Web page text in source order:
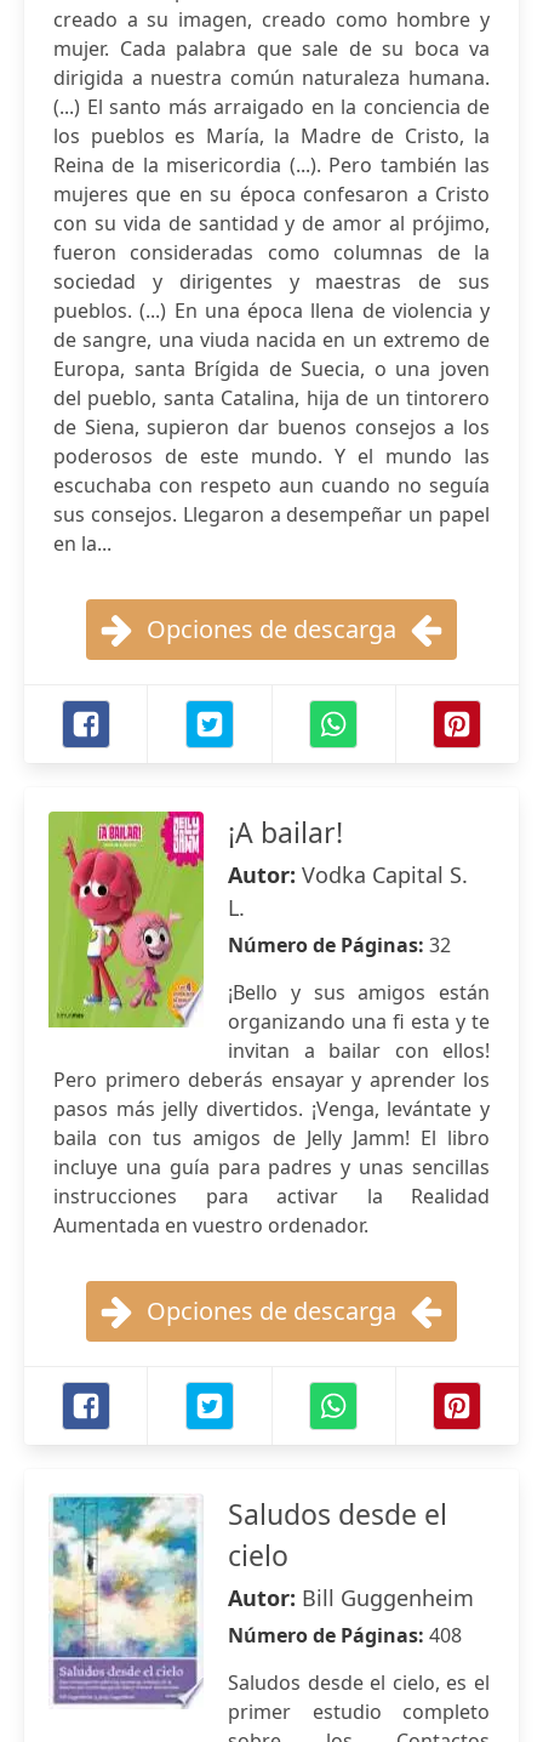
creado a su imagen, creado como hombre y
mujer. Cada palabra que sale de su boca va
dirigida a nuestra común naturaleza humana.
(...) El santo más arraigado en la conciencia de
los pueblos es María, la Madre de Cristo, la
Reina de la misericordia (...). Pero también las
mujeres que en su época confesaron a Cristo
con su vida de santidad y de amor al prójimo,
fueron consideradas como columnas de la
sociedad y dirigentes y maestras de sus
pueblos. (...) En una época llena de violencia y
de sangre, una viuda nacida en un extremo de
Europa, santa Brígida de Suecia, o una joven
del pueblo, santa Catalina, hija de un tintorero
de Siena, supieron dar buenos consejos a los
poderosos de este mundo. Y el mundo las
escuchaba con respeto aun cuando no seguía
sus consejos. Llegaron a desempeñar un papel
en la...
Opciones de descarga
¡A bailar!
Autor: Vodka Capital S.
L.
Número de Páginas: 32
¡Bello y sus amigos están
organizando una fi esta y te
invitan a bailar con ellos!
Pero primero deberás ensayar y aprender los
pasos más jelly divertidos. ¡Venga, levántate y
baila con tus amigos de Jelly Jamm! El libro
incluye una guía para padres y unas sencillas
instrucciones para activar la Realidad
Aumentada en vuestro ordenador.
Opciones de descarga
Saludos desde el
cielo
Autor: Bill Guggenheim
Número de Páginas: 408
Saludos desde el cielo, es el
primer estudio completo